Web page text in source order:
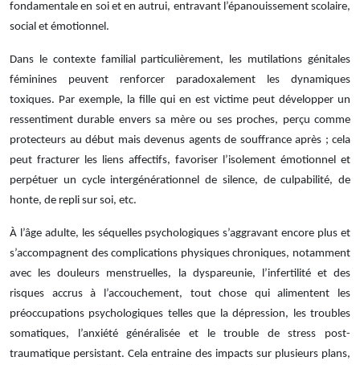
fondamentale en soi et en autrui, entravant l’épanouissement scolaire,
social et émotionnel.
Dans le contexte familial particulièrement, les mutilations génitales
féminines peuvent renforcer paradoxalement les dynamiques
toxiques. Par exemple, la fille qui en est victime peut développer un
ressentiment durable envers sa mère ou ses proches, perçu comme
protecteurs au début mais devenus agents de souffrance après ; cela
peut fracturer les liens affectifs, favoriser l’isolement émotionnel et
perpétuer un cycle intergénérationnel de silence, de culpabilité, de
honte, de repli sur soi, etc.
À l’âge adulte, les séquelles psychologiques s’aggravant encore plus et
s’accompagnent des complications physiques chroniques, notamment
avec les douleurs menstruelles, la dyspareunie, l’infertilité et des
risques accrus à l’accouchement, tout chose qui alimentent les
préoccupations psychologiques telles que la dépression, les troubles
somatiques, l’anxiété généralisée et le trouble de stress post-
traumatique persistant. Cela entraine des impacts sur plusieurs plans,